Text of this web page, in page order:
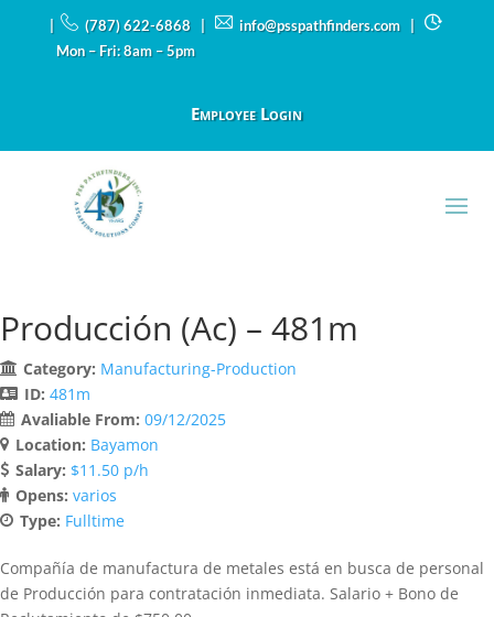
| (787) 622-6868 | info@psspathfinders.com|
Mon – Fri: 8am – 5pm
Employee Login
Producción (Ac) – 481m
Category: Manufacturing-Production
ID: 481m
Avaliable From: 09/12/2025
Location: Bayamon
Salary: $11.50 p/h
Opens: varios
Type: Fulltime
Compañía de manufactura de metales está en busca de personal
de Producción para contratación inmediata. Salario + Bono de